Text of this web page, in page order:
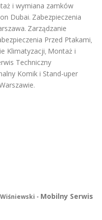
i wymiana zamków
Dubai. Zabezpieczenia
. Zarządzanie
Przed Ptakami,
Klimatyzacji, Montaż i
Techniczny
Komik i Stand-uper
.
- Mobilny Serwis